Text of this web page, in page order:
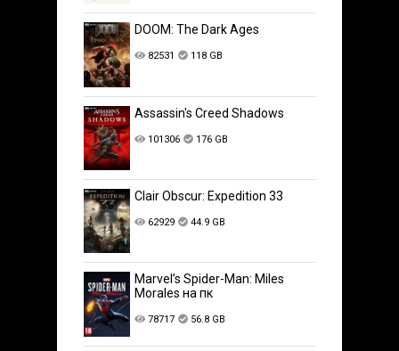
DOOM: The Dark Ages
82531 118 GB
Assassin's Creed Shadows
101306 176 GB
Clair Obscur: Expedition 33
62929 44.9 GB
Marvel’s Spider-Man: Miles
Morales на пк
78717 56.8 GB